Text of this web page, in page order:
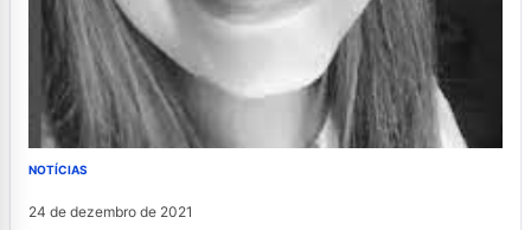
NOTÍCIAS
24 de dezembro de 2021